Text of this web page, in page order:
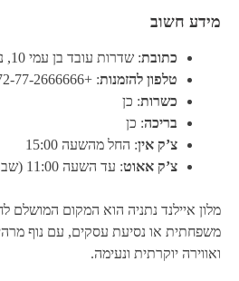
מידע חשוב
כתובת: שדרות עובד בן עמי 10, נתניה
טלפון להזמנות: +972-77-2666666
כשרות: כן
בריכה: כן
צ’ק אין: החל מהשעה 15:00
צ’ק אאוט: עד השעה 11:00 (שבת עד 14:00)
מלון איילנד נתניה הוא המקום המושלם
משפחתית או נסיעת עסקים, עם נוף
ואווירה יוקרתית ונעימה.